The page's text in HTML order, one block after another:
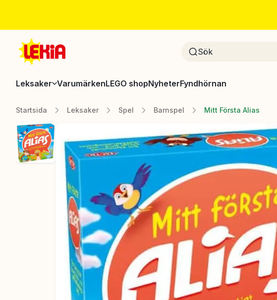
Leksaker VarumärkenLEGO shopNyheterFyndhörnan
Startsida Leksaker Spel Barnspel Mitt Första Alias